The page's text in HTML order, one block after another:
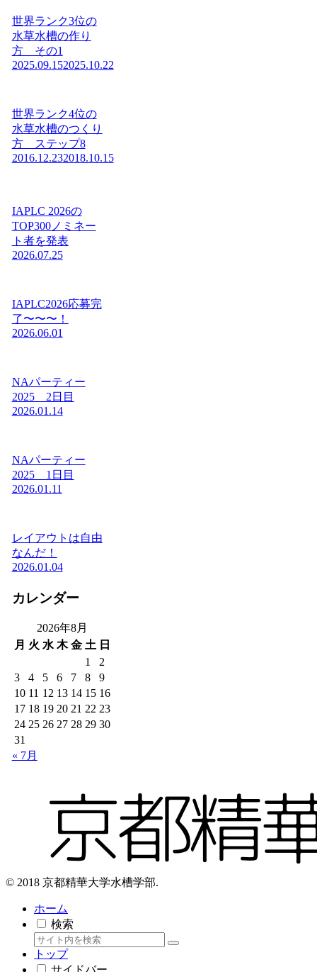
世界ランク3位の
水草水槽の作り
方 その1
2025.09.152025.10.22
世界ランク4位の
水草水槽のつくり
方 ステップ8
2016.12.232018.10.15
IAPLC 2026の
TOP300ノミネー
ト者を発表
2026.07.25
IAPLC2026応募完
了〜〜〜！
2026.06.01
NAパーティー
2025 2日目
2026.01.14
NAパーティー
2025 1日目
2026.01.11
レイアウトは自由
なんだ！
2026.01.04
カレンダー
2026年8月
月 火 水 木 金 土 日
1
2
3
4 5 6 7 8
9
10 11 12 13 14 15 16
17 18 19 20 21 22 23
24 25 26 27 28 29 30
31
« 7月
© 2018 京都精華大学水槽学部.
ホーム
検索
トップ
サイドバー